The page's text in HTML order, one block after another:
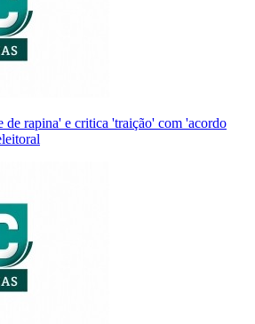
de rapina' e critica 'traição' com 'acordo